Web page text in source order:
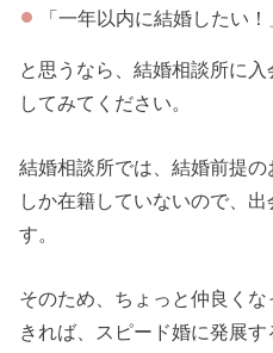
「一年以内に結婚したい！
と思うなら、結婚相談所に
してみてください。
結婚相談所では、結婚前提
しか在籍していないので、
す。
そのため、ちょっと仲良く
きれば、スピード婚に発展